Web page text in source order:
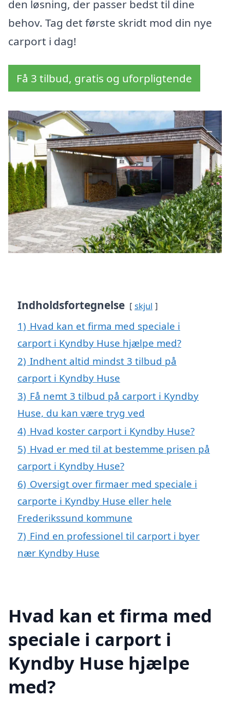
den løsning, der passer bedst til dine
behov. Tag det første skridt mod din nye
carport i dag!
Få 3 tilbud, gratis og uforpligtende
Indholdsfortegnelse skjul
1) Hvad kan et firma med speciale i
carport i Kyndby Huse hjælpe med?
2) Indhent altid mindst 3 tilbud på
carport i Kyndby Huse
3) Få nemt 3 tilbud på carport i Kyndby
Huse, du kan være tryg ved
4) Hvad koster carport i Kyndby Huse?
5) Hvad er med til at bestemme prisen på
carport i Kyndby Huse?
6) Oversigt over firmaer med speciale i
carporte i Kyndby Huse eller hele
Frederikssund kommune
7) Find en professionel til carport i byer
nær Kyndby Huse
Hvad kan et firma med
speciale i carport i
Kyndby Huse hjælpe
med?